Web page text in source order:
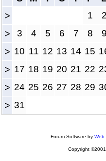
> 1 2
> 3 4 5 6 7 8 9
> 10 11 12 13 14 15
> 17 18 19 20 21 22
> 24 25 26 27 28 29
> 31
Forum Software by Web
Copyright